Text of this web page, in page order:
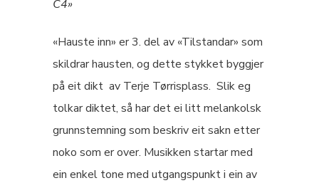
C4»
«Hauste inn» er 3. del av «Tilstandar» som
skildrar hausten, og dette stykket byggjer
på eit dikt av Terje Tørrisplass. Slik eg
tolkar diktet, så har det ei litt melankolsk
grunnstemning som beskriv eit sakn etter
noko som er over. Musikken startar med
ein enkel tone med utgangspunkt i ein av